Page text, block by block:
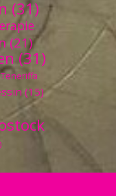
(31)
(21)
(31)
Teneriffa
(15)